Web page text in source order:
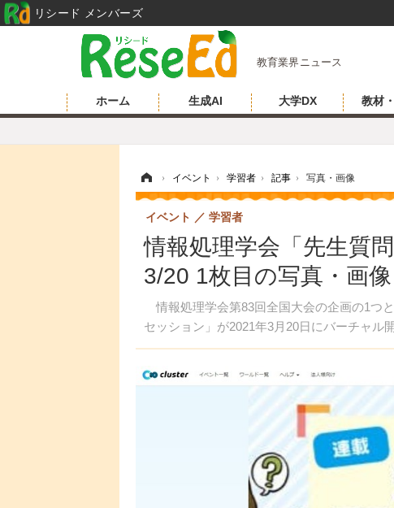
教育業界ニュース
ホーム 生成AI 大学DX 教材
› イベント › 学習者 › 記事 › 写真・画像
情報処理学会「先生質
3/20 1枚目の写真・画像
情報処理学会第83回全国大会の企画の1つ
セッション」が2021年3月20日にバーチャル
イベント 学習者
リシード メンバーズ